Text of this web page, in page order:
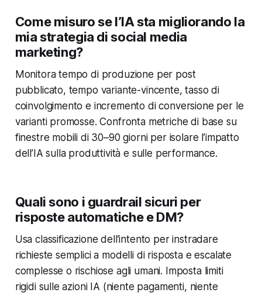
Come misuro se l’IA sta migliorando la
mia strategia di social media
marketing?
Monitora tempo di produzione per post
pubblicato, tempo variante-vincente, tasso di
coinvolgimento e incremento di conversione per le
varianti promosse. Confronta metriche di base su
finestre mobili di 30–90 giorni per isolare l’impatto
dell’IA sulla produttività e sulle performance.
Quali sono i guardrail sicuri per
risposte automatiche e DM?
Usa classificazione dell’intento per instradare
richieste semplici a modelli di risposta e escalate
complesse o rischiose agli umani. Imposta limiti
rigidi sulle azioni IA (niente pagamenti, niente